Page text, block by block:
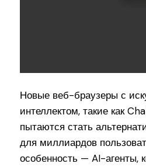
Новые веб-браузеры с
интеллектом, такие как
пытаются стать
для миллиардов
особенность — AI-агенты,